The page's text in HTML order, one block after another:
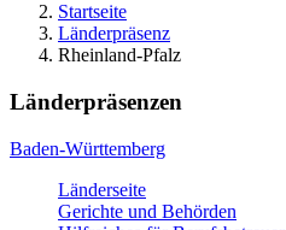
Startseite
Länderpräsenz
Rheinland-Pfalz
Länderpräsenzen
Baden-Württemberg
Länderseite
Gerichte und Behörden